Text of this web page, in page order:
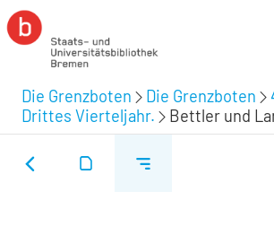
Die Grenzboten Die Grenzboten
Drittes Vierteljahr.
Bettler und